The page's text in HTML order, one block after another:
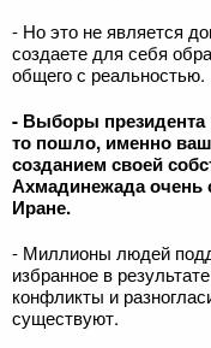
- Но это не является
создаете для себя
общего с реальностью.
- Выборы президента
то пошло, именно
созданием своей
Ахмадинежада очень
Иране.
- Миллионы людей
избранное в
конфликты и
существуют.